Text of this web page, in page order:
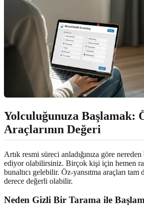
Yolculuğunuza Başlamak:
Araçlarının Değeri
Artık resmi süreci anladığınıza göre nereden
ediyor olabilirsiniz. Birçok kişi için hemen
bunaltıcı gelebilir. Öz-yansıtma araçları tam
derece değerli olabilir.
Neden Gizli Bir Tarama ile